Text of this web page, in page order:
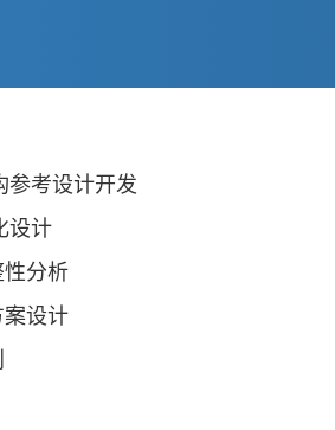
参考设计开发
设计
分析
案设计